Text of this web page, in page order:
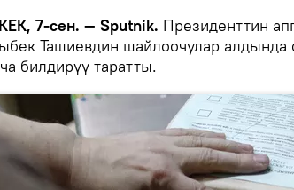
7-сен. — Sputnik. Президенттин
Ташиевдин шайлоочулар алдында
билдирүү таратты.